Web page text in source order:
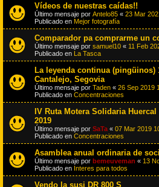
Vídeos de nuestras caídas!!
Último mensaje por Antelo85 « 23 Mar
Publicado en Mejor fotografía
Comparador pa comprarme un
Último mensaje por samuel10 « 11 Feb
Publicado en La Tasca
La leyenda continua (pingüinos)
Cantalejo, Segovia
Último mensaje por Taden « 26 Sep 2019
Publicado en Concentraciones
IV Ruta Motera Solidaria
2019
Último mensaje por SaTa « 07 Mar 2019
Publicado en Concentraciones
Asamblea anual ordinaria de
Último mensaje por bemeuveman « 13
Publicado en Interes para todos
Vendo la susi DR 800 S